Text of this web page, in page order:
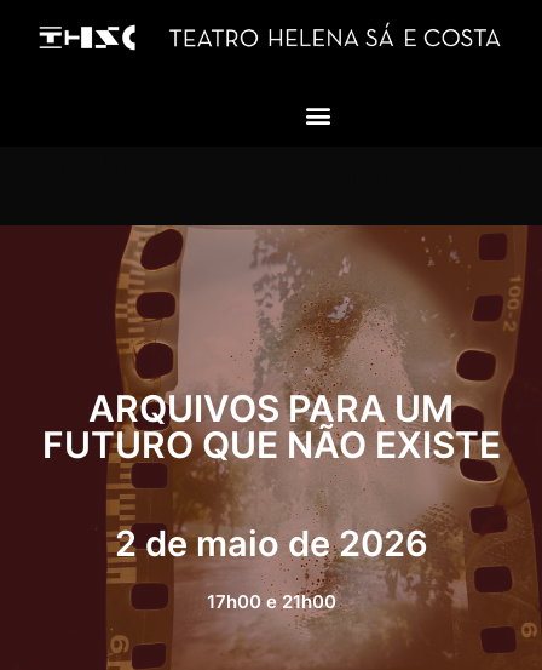
que não existe
ARQUIVOS PARA UM
FUTURO QUE NÃO EXISTE
2 de maio de 2026
17h00 e 21h00